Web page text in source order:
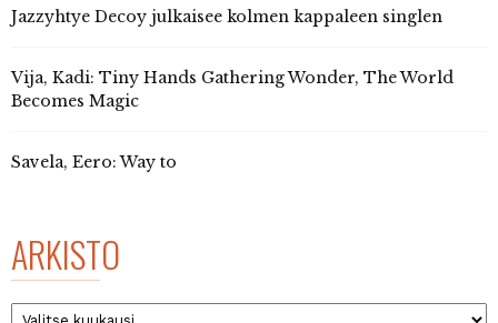
Jazzyhtye Decoy julkaisee kolmen kappaleen singlen
Vija, Kadi: Tiny Hands Gathering Wonder, The World
Becomes Magic
Savela, Eero: Way to
ARKISTO
Arkisto